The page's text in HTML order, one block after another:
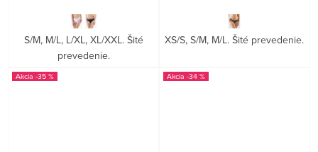
S/M, M/L, L/XL, XL/XXL. Šité
prevedenie.
XS/S, S/M, M/L. Šité prevedenie.
-35 % -34 %